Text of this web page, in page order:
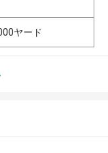
ヤード